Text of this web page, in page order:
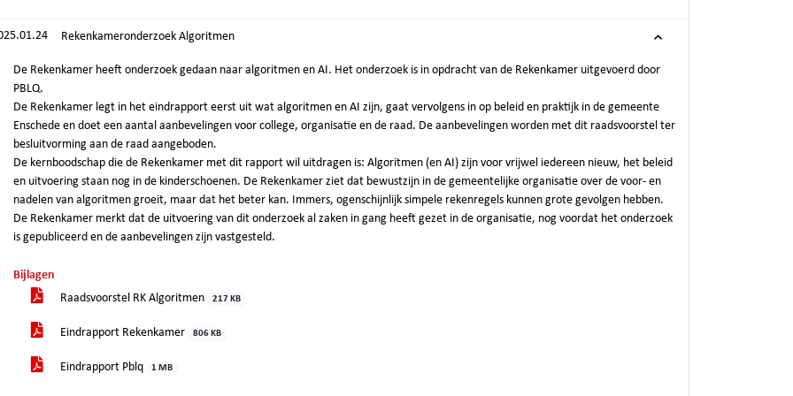
Rekenkameronderzoek Algoritmen
De Rekenkamer heeft onderzoek gedaan naar algoritmen en AI. Het onderzoek is in opdracht van de Rekenkamer uitgevoerd door
PBLQ.
De Rekenkamer legt in het eindrapport eerst uit wat algoritmen en AI zijn, gaat vervolgens in op beleid en praktijk in de gemeente
Enschede en doet een aantal aanbevelingen voor college, organisatie en de raad. De aanbevelingen worden met dit raadsvoorstel ter
besluitvorming aan de raad aangeboden.
De kernboodschap die de Rekenkamer met dit rapport wil uitdragen is: Algoritmen (en AI) zijn voor vrijwel iedereen nieuw, het beleid
en uitvoering staan nog in de kinderschoenen. De Rekenkamer ziet dat bewustzijn in de gemeentelijke organisatie over de voor- en
nadelen van algoritmen groeit, maar dat het beter kan. Immers, ogenschijnlijk simpele rekenregels kunnen grote gevolgen hebben.
De Rekenkamer merkt dat de uitvoering van dit onderzoek al zaken in gang heeft gezet in de organisatie, nog voordat het onderzoek
is gepubliceerd en de aanbevelingen zijn vastgesteld.
Bijlagen
Raadsvoorstel RK Algoritmen
217 KB
Eindrapport Rekenkamer 806 KB
Eindrapport Pblq 1 MB